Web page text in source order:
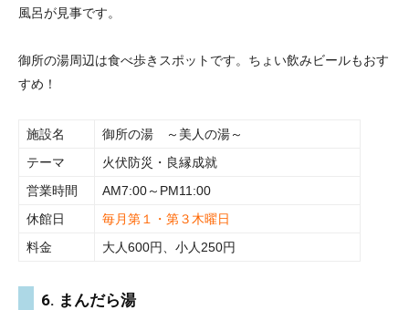
風呂が見事です。
御所の湯周辺は食べ歩きスポットです。ちょい飲みビールもおす
すめ！
施設名
御所の湯 ～美人の湯～
テーマ
火伏防災・良縁成就
営業時間
AM7:00～PM11:00
休館日
毎月第１・第３木曜日
料金
大人600円、小人250円
6. まんだら湯